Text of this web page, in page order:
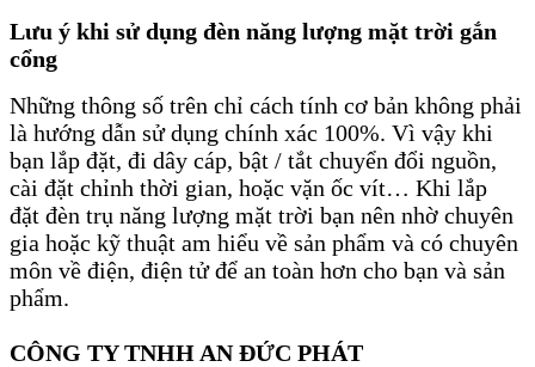
Lưu ý khi sử dụng đèn năng lượng mặt trời gắn
cổng
Những thông số trên chỉ cách tính cơ bản không phải
là hướng dẫn sử dụng chính xác 100%. Vì vậy khi
bạn lắp đặt, đi dây cáp, bật / tắt chuyển đổi nguồn,
cài đặt chỉnh thời gian, hoặc vặn ốc vít… Khi lắp
đặt đèn trụ năng lượng mặt trời bạn nên nhờ chuyên
gia hoặc kỹ thuật am hiểu về sản phẩm và có chuyên
môn về điện, điện tử để an toàn hơn cho bạn và sản
phẩm.
CÔNG TY TNHH AN ĐỨC PHÁT